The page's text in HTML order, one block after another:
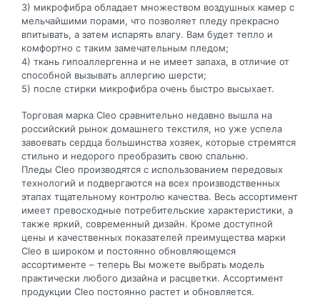
3) микрофибра обладает множеством воздушных камер с
мельчайшими порами, что позволяет пледу прекрасно
впитывать, а затем испарять влагу. Вам будет тепло и
комфортно с таким замечательным пледом;
4) ткань гипоаллергенна и не имеет запаха, в отличие от
способной вызывать аллергию шерсти;
5) после стирки микрофибра очень быстро высыхает.
Торговая марка Cleo сравнительно недавно вышла на
российский рынок домашнего текстиля, но уже успела
завоевать сердца большинства хозяек, которые стремятся
стильно и недорого преобразить свою спальню.
Пледы Cleo производятся с использованием передовых
технологий и подвергаются на всех производственных
этапах тщательному контролю качества. Весь ассортимент
имеет превосходные потребительские характеристики, а
также яркий, современный дизайн. Кроме доступной
цены и качественных показателей преимущества марки
Cleo в широком и постоянно обновляющемся
ассортименте – теперь Вы можете выбрать модель
практически любого дизайна и расцветки. Ассортимент
продукции Cleo постоянно растет и обновляется.